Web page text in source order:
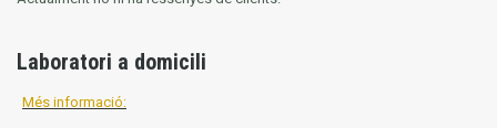
Laboratori a domicili
Més informació: